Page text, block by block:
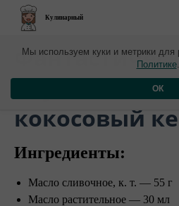
Кулинарный
вкусный
кокосовый
Ингредиенты:⠀
Масло сливочное, к. т. — 55 г
Масло растительное — 30 мл
Мы используем куки и метрики для
Политике.
ОК